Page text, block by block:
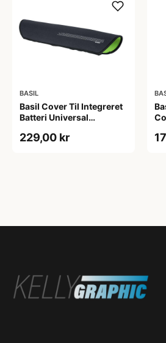
BASIL
Basil Cover Til Integreret
Batteri Universal
229,00 kr